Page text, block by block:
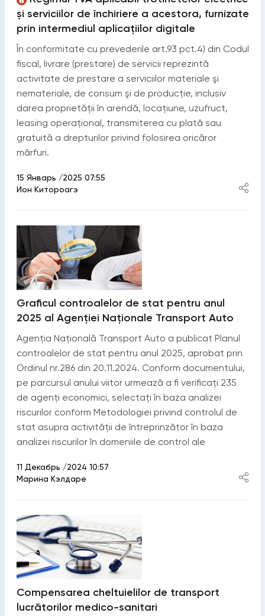
și serviciilor de închiriere a acestora, furnizate
prin intermediul aplicațiilor digitale
În conformitate cu prevederile art.93 pct.4) din Codul
fiscal, livrare (prestare) de servicii reprezintă
activitate de prestare a serviciilor materiale şi
nemateriale, de consum şi de producție, inclusiv
darea proprietății în arendă, locațiune, uzufruct,
leasing operațional, transmiterea cu plată sau
gratuită a drepturilor privind folosirea oricăror
mărfuri.
15 Январь /2025 07:55
Ион Китороагэ
Graficul controalelor de stat pentru anul
2025 al Agenției Naționale Transport Auto
Agenția Națională Transport Auto a publicat Planul
controalelor de stat pentru anul 2025, aprobat prin
Ordinul nr.286 din 20.11.2024. Conform documentului,
pe parcursul anului viitor urmează a fi verificați 235
de agenți economici, selectați în baza analizei
riscurilor conform Metodologiei privind controlul de
stat asupra activității de întreprinzător în baza
analizei riscurilor în domeniile de control ale
11 Декабрь /2024 10:57
Марина Кэлдаре
Compensarea cheltuielilor de transport
lucrătorilor medico-sanitari